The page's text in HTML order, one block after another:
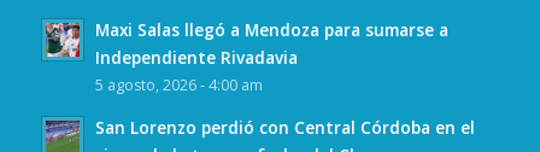
Maxi Salas llegó a Mendoza para sumarse a
Independiente Rivadavia
5 agosto, 2026 - 4:00 am
San Lorenzo perdió con Central Córdoba en el